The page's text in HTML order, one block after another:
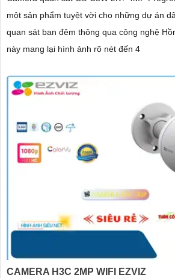
một sản phẩm tuyệt vời cho những dự án dân dụng.
quan sát ban đêm thông qua công nghệ
này mang lại hình ảnh rõ nét đến 4
CAMERA H3C 2MP WIFI EZVIZ